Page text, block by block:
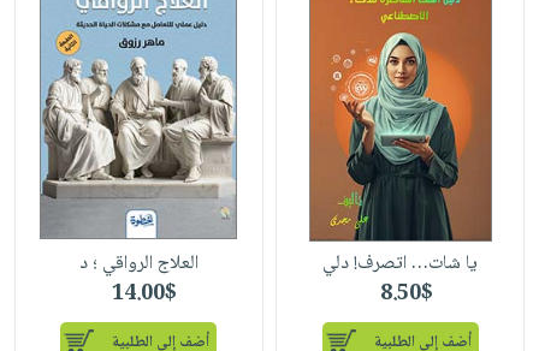
يا شات… اتصرف! دلي
8.50$
أضف إلى الطلبية
العلاج الرواقي ؛ د
14.00$
أضف إلى الطلبية